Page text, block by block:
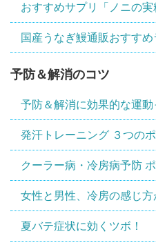
おすすめサプリ「ノニの実
国産うなぎ鰻通販おすすめ
予防＆解消のコツ
予防＆解消に効果的な運動
発汗トレーニング ３つの
クーラー病・冷房病予防
女性と男性、冷房の感じ方
夏バテ症状に効くツボ！